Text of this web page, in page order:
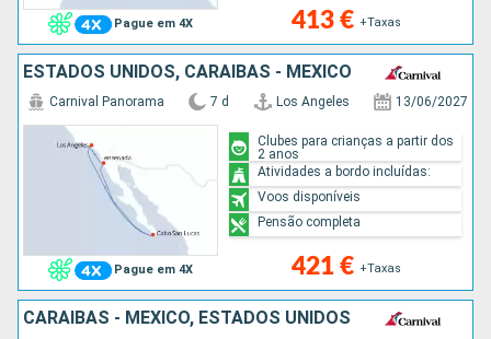
Pague em 4X 413 € +Taxas
ESTADOS UNIDOS, CARAIBAS - MEXICO
Pague em 4X
Carnival Panorama 7 d Los Angeles 13/06/2027
421 € +Taxas
Clubes para crianças a partir dos
2 anos
Atividades a bordo incluídas:
Voos disponíveis
Pensão completa
CARAIBAS - MEXICO, ESTADOS UNIDOS